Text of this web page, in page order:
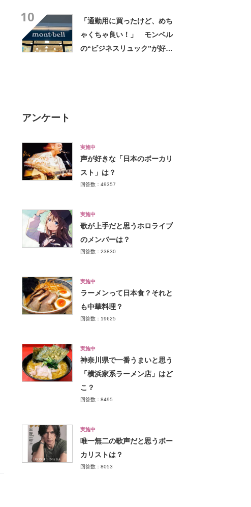
10
「通勤用に買ったけど、めち
ゃくちゃ良い！」 モンベル
の“ビジネスリュック”が好
アンケート
実施中
声が好きな「日本のボーカリ
スト」は？
回答数：49357
実施中
歌が上手だと思うホロライブ
のメンバーは？
回答数：23830
実施中
ラーメンって日本食？それと
も中華料理？
回答数：19625
実施中
神奈川県で一番うまいと思う
「横浜家系ラーメン店」はど
こ？
回答数：8495
実施中
唯一無二の歌声だと思うボー
カリストは？
回答数：8053